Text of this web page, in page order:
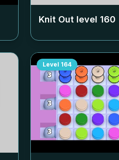
Knit Out level 160
Level 164